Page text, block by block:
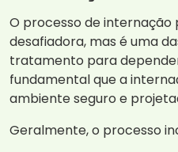
O processo de internação
desafiadora, mas é uma
tratamento para
fundamental que a
ambiente seguro e
Geralmente, o processo